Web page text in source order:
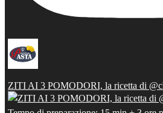
ZITI AI 3 POMODORI, la ricetta di